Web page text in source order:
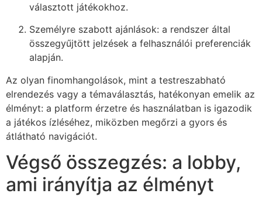
választott játékokhoz.
Személyre szabott ajánlások: a rendszer által
összegyűjtött jelzések a felhasználói preferenciák
alapján.
Az olyan finomhangolások, mint a testreszabható
elrendezés vagy a témaválasztás, hatékonyan emelik az
élményt: a platform érzetre és használatban is igazodik
a játékos ízléséhez, miközben megőrzi a gyors és
átlátható navigációt.
Végső összegzés: a lobby,
ami irányítja az élményt